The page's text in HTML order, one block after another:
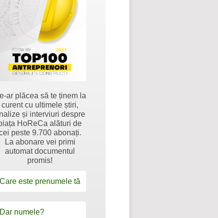
ar plăcea să te ținem la
curent cu ultimele știri,
și interviuri despre
HoReCa alături de
peste 9.700 abonați.
La abonare vei primi
automat documentul
promis!